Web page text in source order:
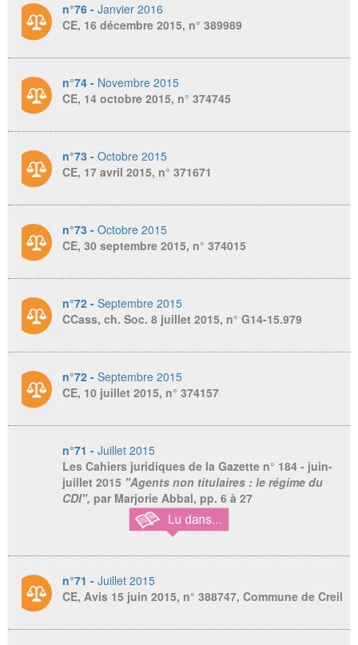
n°76 - Janvier 2016
CE, 16 décembre 2015, n° 389989
n°74 - Novembre 2015
CE, 14 octobre 2015, n° 374745
n°73 - Octobre 2015
CE, 17 avril 2015, n° 371671
n°73 - Octobre 2015
CE, 30 septembre 2015, n° 374015
n°72 - Septembre 2015
CCass, ch. Soc. 8 juillet 2015, n° G14-15.979
n°72 - Septembre 2015
CE, 10 juillet 2015, n° 374157
n°71 - Juillet 2015
Les Cahiers juridiques de la Gazette n° 184 - juin-
juillet 2015 "Agents non titulaires : le régime du
CDI", par Marjorie Abbal, pp. 6 à 27
n°71 - Juillet 2015
CE, Avis 15 juin 2015, n° 388747, Commune de Creil